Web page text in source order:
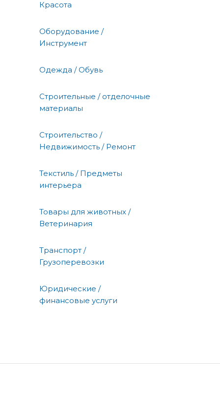
Красота
Оборудование /
Инструмент
Одежда / Обувь
Строительные / отделочные
материалы
Строительство /
Недвижимость / Ремонт
Текстиль / Предметы
интерьера
Товары для животных /
Ветеринария
Транспорт /
Грузоперевозки
Юридические /
финансовые услуги